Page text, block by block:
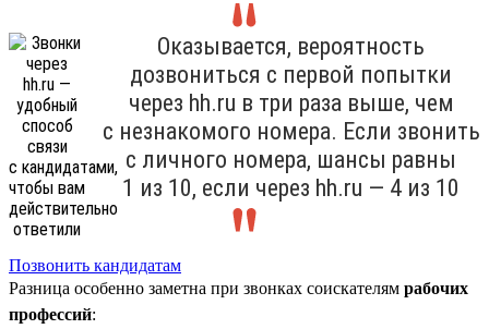
Оказывается, вероятность
дозвониться с первой попытки
через hh.ru в три раза выше, чем
с незнакомого номера. Если звонить
с личного номера, шансы равны
1 из 10, если через hh.ru — 4 из 10
Позвонить кандидатам
Разница особенно заметна при звонках соискателям рабочих
профессий: